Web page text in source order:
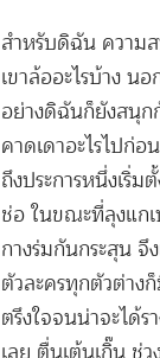
สำหรับดิฉัน ความส
เขาล้ออะไรบ้าง
อย่างดิฉันก็ยังสนุก
คาดเดาอะไรไปก่อ
ถึงประการหนึ่งเริ่ม
ช่อ ในขณะที่ลุงแก
กางร่มกันกระสุน จึ
ตัวละครทุกตัวต่าง
ตรึงใจจนน่าจะได้